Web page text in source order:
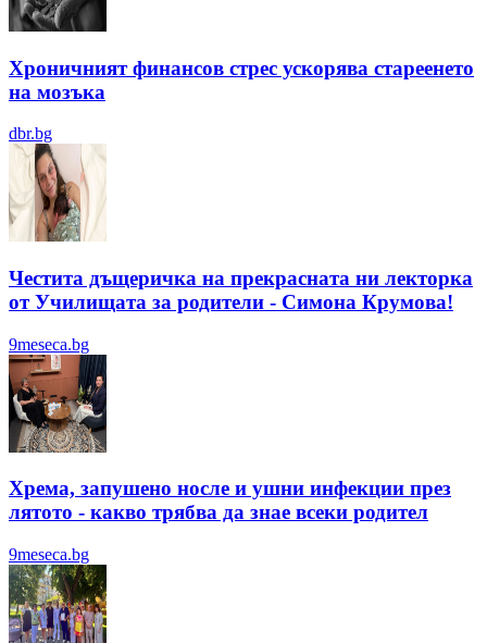
Хроничният финансов стрес ускорява стареенето
на мозъка
dbr.bg
Честита дъщеричка на прекрасната ни лекторка
от Училищата за родители - Симона Крумова!
9meseca.bg
Хрема, запушено носле и ушни инфекции през
лятотo - какво трябва да знае всеки родител
9meseca.bg